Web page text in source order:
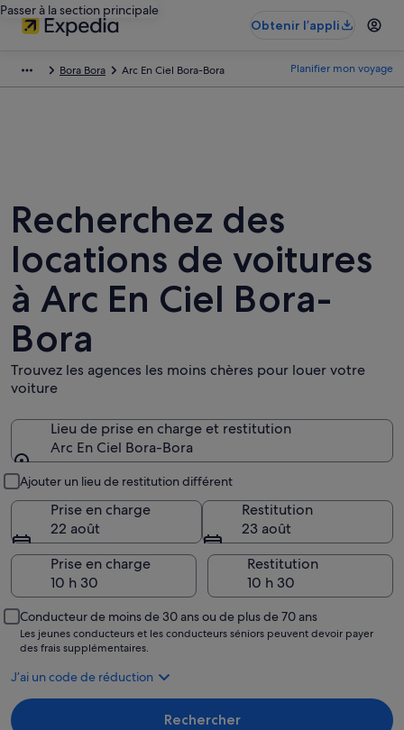
Passer à la section principale
Obtenir l’appli
Bora Bora Arc En Ciel Bora-Bora Planifier mon voyage
Recherchez des
locations de voitures
à Arc En Ciel Bora-
Bora
Trouvez les agences les moins chères pour louer votre
voiture
Lieu de prise en charge et restitution
Arc En Ciel Bora-Bora
Ajouter un lieu de restitution différent
Prise en charge
22 août
Restitution
23 août
Prise en charge
Restitution
Conducteur de moins de 30 ans ou de plus de 70 ans
Les jeunes conducteurs et les conducteurs séniors peuvent devoir payer
des frais supplémentaires.
J’ai un code de réduction
Rechercher